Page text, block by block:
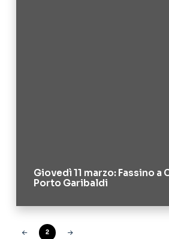
Giovedì 11 marzo: Fassino a
Porto Garibaldi
Prev 2 Next